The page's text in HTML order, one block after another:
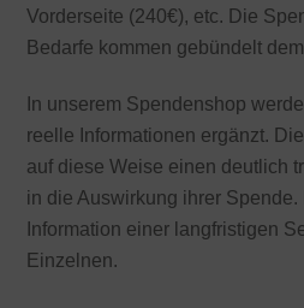
Vorderseite (240€), etc. Die
Bedarfe kommen gebündelt
In unserem Spendenshop
reelle Informationen ergänzt.
auf diese Weise einen deutlich
in die Auswirkung ihrer
Information einer langfristigen
Einzelnen.